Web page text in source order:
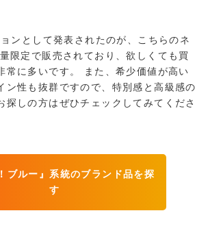
ンとして発表されたのが、こちらのネ
限定で販売されており、欲しくても買
常に多いです。 また、希少価値が高い
ン性も抜群ですので、特別感と高級感の
探しの方はぜひチェックしてみてくださ
ブルー』系統のブランド品を探
す